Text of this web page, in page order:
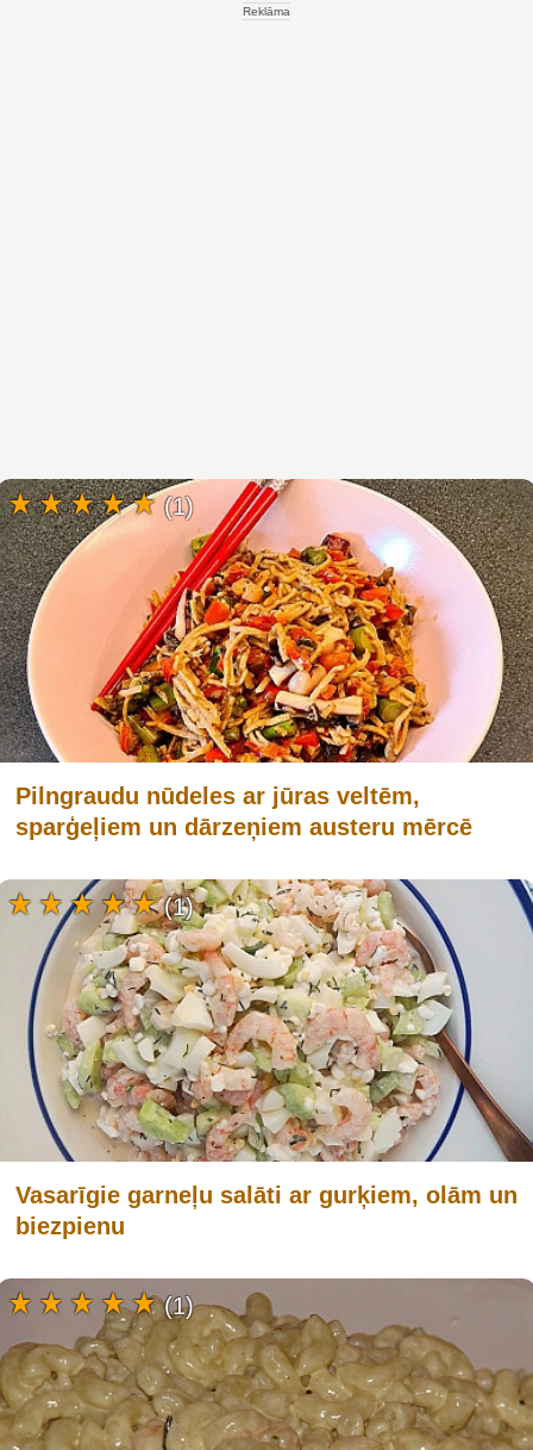
Reklāma
Pilngraudu nūdeles ar jūras veltēm,
sparģeļiem un dārzeņiem austeru mērcē
(1)
Vasarīgie garneļu salāti ar gurķiem, olām un
biezpienu
(1)
(1)